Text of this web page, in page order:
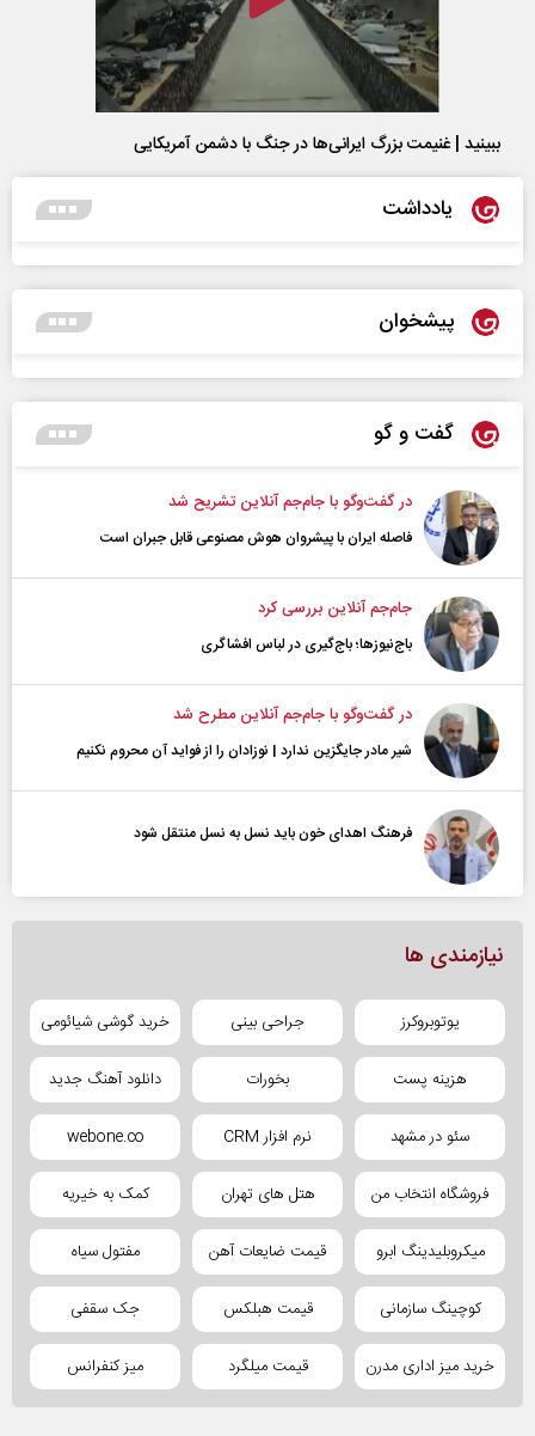
ببینید | غنیمت بزرگ ایرانی‌ها در جنگ با دشمن آمریکایی
یادداشت
پیشخوان
گفت و گو
در گفت‌و‌گو با جام‌جم آنلاین تشریح شد
فاصله ایران با پیشرو‌ان هوش مصنوعی قابل جبران است
جام‌جم آنلاین بررسی کرد
باج‌نیوزها؛ باج‌گیری در لباس افشاگری
در گفت‌و‌گو با جام‌جم آنلاین مطرح شد
شیر مادر جایگزین ندارد | نوزادان را از فواید آن محروم نکنیم
فرهنگ اهدای خون باید نسل به نسل منتقل شود
نیازمندی ها
یوتوبروکرز جراحی بینی خرید گوشی شیائومی
هزینه پست بخورات دانلود آهنگ جدید
سئو در مشهد نرم افزار CRM webone.co
فروشگاه انتخاب من هتل های تهران کمک به خیریه
میکروبلیدینگ ابرو قیمت ضایعات آهن مفتول سیاه
کوچینگ سازمانی قیمت هبلکس جک سقفی
خرید میز اداری مدرن قیمت میلگرد میز کنفرانس